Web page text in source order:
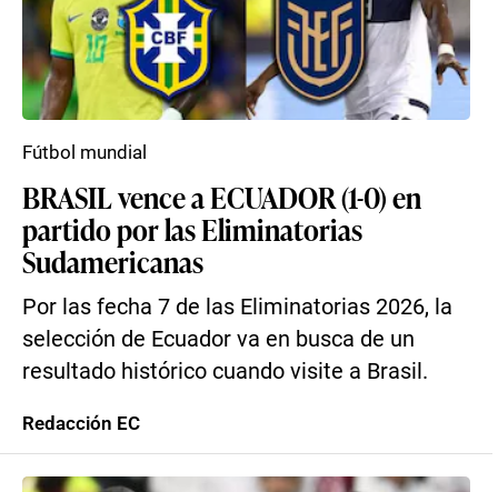
BRASIL vence a ECUADOR (1-0) en
partido por las Eliminatorias
Sudamericanas
Por las fecha 7 de las Eliminatorias 2026, la
selección de Ecuador va en busca de un
resultado histórico cuando visite a Brasil.
Fútbol mundial
Redacción EC